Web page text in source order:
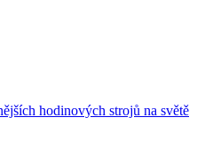
hodinových strojů na světě